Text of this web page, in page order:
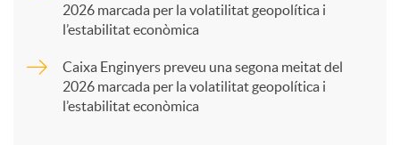
2026 marcada per la volatilitat geopolítica i
l’estabilitat econòmica
Caixa Enginyers preveu una segona meitat del
2026 marcada per la volatilitat geopolítica i
l’estabilitat econòmica